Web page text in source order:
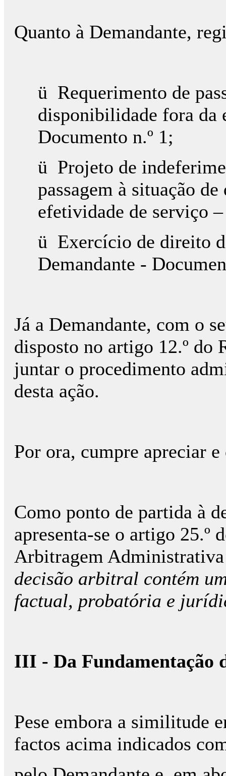
Quanto à Demandante,
ü Requerimento de
disponibilidade fora da
Documento n.º 1;
ü Projeto de
passagem à situação
efetividade de serviço
ü Exercício de direito
Demandante -
Já a Demandante, com o
disposto no artigo 12.º do
juntar o procedimento
desta ação.
Por ora, cumpre apreciar
Como ponto de partida à
apresenta-se o artigo 25.º
Arbitragem
decisão arbitral contém
factual, probatória e
III - Da Fundamentação
Pese embora a similitude
factos acima indicados